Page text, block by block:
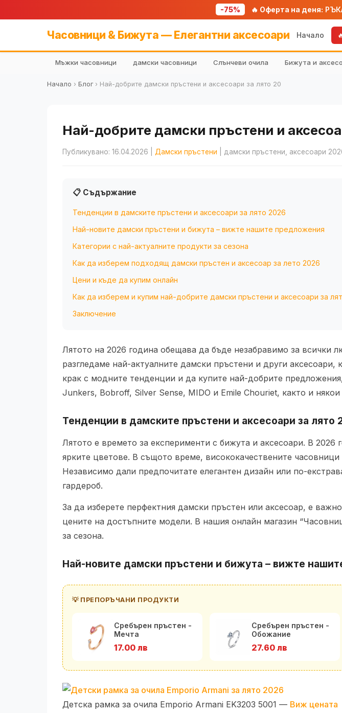
-75% 🔥 Оферта на деня:
Часовници & Бижута — Елегантни аксесоари Начало
Мъжки часовници дамски часовници Слънчеви очила Бижута и
Начало › Блог› Най-добрите дамски пръстени и аксесоари за лято 20
Най-добрите дамски пръстени и
Публикувано: 16.04.2026 Дамски пръстени | дамски пръстени, аксесоари
📋 Съдържание
Тенденции в дамските пръстени и аксесоари за лято 2026
Най-новите дамски пръстени и бижута – вижте нашите предложения
Категории с най-актуалните продукти за сезона
Как да изберем подходящ дамски пръстен и аксесоар за лето 2026
Цени и къде да купим онлайн
Как да изберем и купим най-добрите дамски пръстени и аксесоари за
Заключение
Лятото на 2026 година обещава да бъде незабравимо за всички
разгледаме най-актуалните дамски пръстени и други
крак с модните тенденции и да купите най-добрите
Junkers, Bobroff, Silver Sense, MIDO и Emile Chouriet, както и
Тенденции в дамските пръстени и аксесоари за лято
Лятото е времето за експерименти с бижута и аксесоари. В
ярките цветове. В същото време, висококачествените
Независимо дали предпочитате елегантен дизайн или по-
гардероб.
За да изберете перфектния дамски пръстен или аксесоар, е
цените на достъпните модели. В нашия онлайн магазин
за сезона.
Най-новите дамски пръстени и бижута – вижте
💡 ПРЕПОРЪЧАНИ ПРОДУКТИ
Сребърен пръстен -
Мечта
17.00 лв
Сребърен пръстен -
Обожание
27.60 лв
Детска рамка за очила Emporio Armani EK3203 5001 — Виж цената